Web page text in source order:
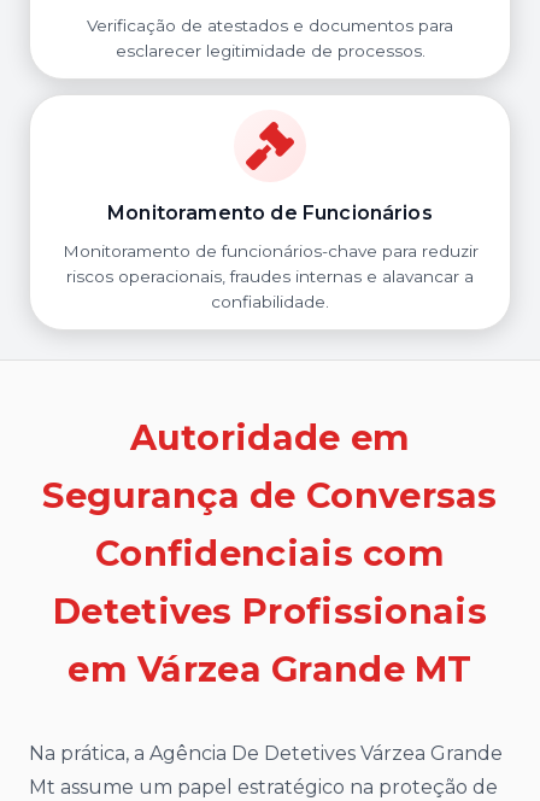
Verificação de atestados e documentos para
esclarecer legitimidade de processos.
Monitoramento de Funcionários
Monitoramento de funcionários-chave para reduzir
riscos operacionais, fraudes internas e alavancar a
confiabilidade.
Autoridade em
Segurança de Conversas
Confidenciais com
Detetives Profissionais
em Várzea Grande MT
Na prática, a Agência De Detetives Várzea Grande
Mt assume um papel estratégico na proteção de